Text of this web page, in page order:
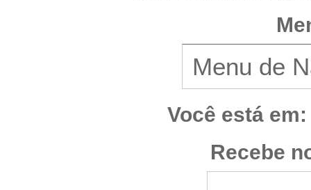
Você está em:
Recebe